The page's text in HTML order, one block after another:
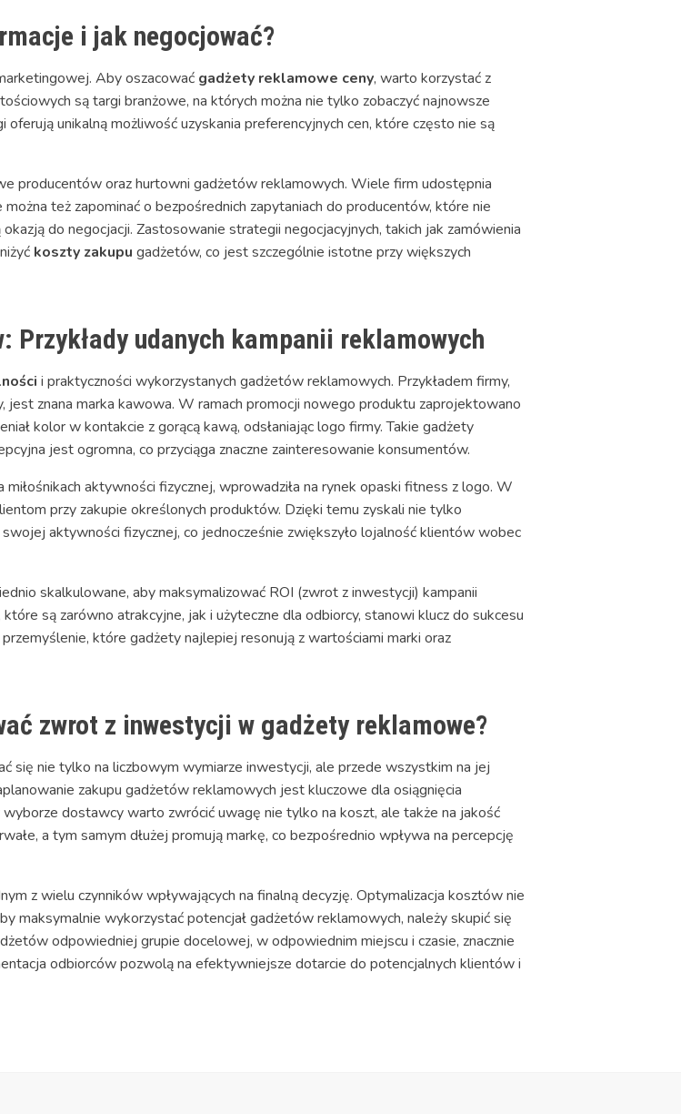
i jak negocjować?
Aby oszacować gadżety reklamowe ceny, warto korzystać z
są targi branżowe, na których można nie tylko zobaczyć najnowsze
unikalną możliwość uzyskania preferencyjnych cen, które często nie są
producentów oraz hurtowni gadżetów reklamowych. Wiele firm udostępnia
też zapominać o bezpośrednich zapytaniach do producentów, które nie
do negocjacji. Zastosowanie strategii negocjacyjnych, takich jak zamówienia
koszty zakupu gadżetów, co jest szczególnie istotne przy większych
Przykłady udanych kampanii reklamowych
i praktyczności wykorzystanych gadżetów reklamowych. Przykładem firmy,
znana marka kawowa. W ramach promocji nowego produktu zaprojektowano
kolor w kontakcie z gorącą kawą, odsłaniając logo firmy. Takie gadżety
jest ogromna, co przyciąga znaczne zainteresowanie konsumentów.
aktywności fizycznej, wprowadziła na rynek opaski fitness z logo. W
przy zakupie określonych produktów. Dzięki temu zyskali nie tylko
aktywności fizycznej, co jednocześnie zwiększyło lojalność klientów wobec
skalkulowane, aby maksymalizować ROI (zwrot z inwestycji) kampanii
są zarówno atrakcyjne, jak i użyteczne dla odbiorcy, stanowi klucz do sukcesu
które gadżety najlepiej resonują z wartościami marki oraz
zwrot z inwestycji w gadżety reklamowe?
się nie tylko na liczbowym wymiarze inwestycji, ale przede wszystkim na jej
zakupu gadżetów reklamowych jest kluczowe dla osiągnięcia
dostawcy warto zwrócić uwagę nie tylko na koszt, ale także na jakość
a tym samym dłużej promują markę, co bezpośrednio wpływa na percepcję
z wielu czynników wpływających na finalną decyzję. Optymalizacja kosztów nie
maksymalnie wykorzystać potencjał gadżetów reklamowych, należy skupić się
odpowiedniej grupie docelowej, w odpowiednim miejscu i czasie, znacznie
odbiorców pozwolą na efektywniejsze dotarcie do potencjalnych klientów i